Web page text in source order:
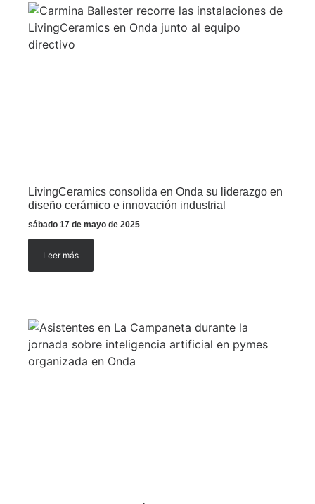
LivingCeramics consolida en Onda su liderazgo en
diseño cerámico e innovación industrial
sábado 17 de mayo de 2025
Leer más